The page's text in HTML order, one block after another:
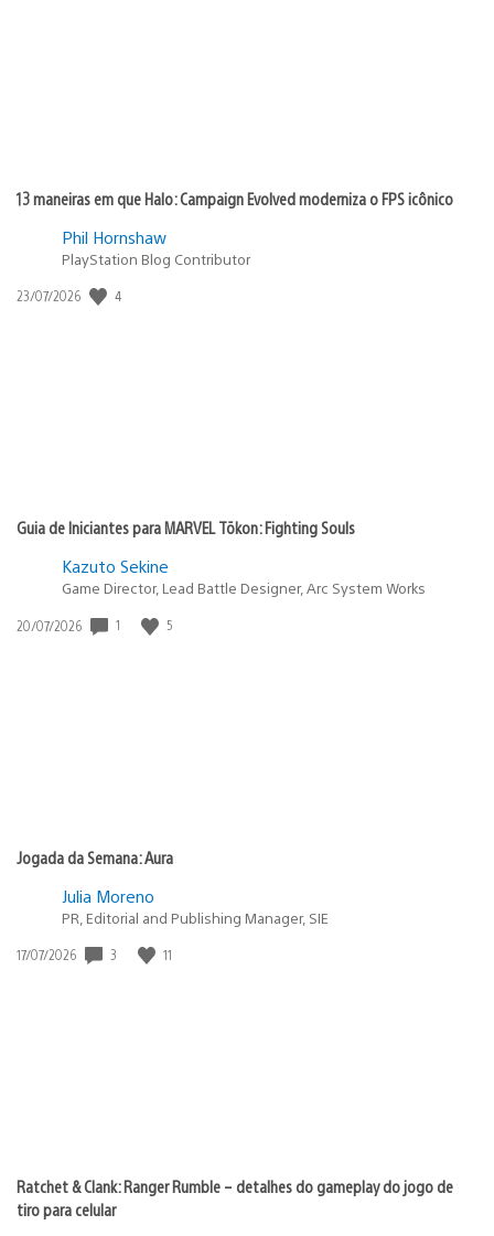
13 maneiras em que Halo: Campaign Evolved moderniza o FPS icônico
Phil Hornshaw
PlayStation Blog Contributor
Data
23/07/2026 4
Guia de Iniciantes para MARVEL Tōkon: Fighting Souls
Kazuto Sekine
Game Director, Lead Battle Designer, Arc System Works
Data
20/07/2026 1 5
Jogada da Semana: Aura
Julia Moreno
PR, Editorial and Publishing Manager, SIE
Data
17/07/2026 3 11
Ratchet & Clank: Ranger Rumble – detalhes do gameplay do jogo de
tiro para celular